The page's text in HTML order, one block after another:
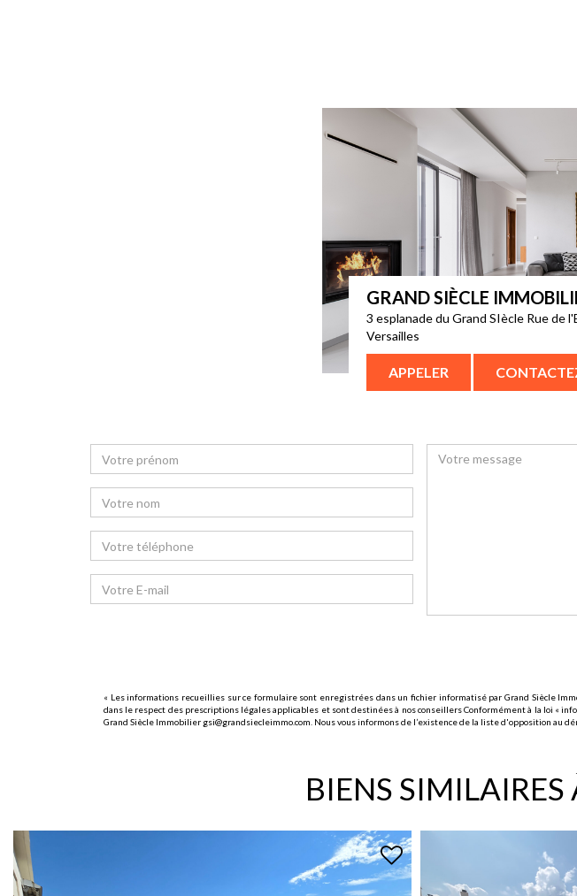
GRAND SIÈCLE
3 esplanade du Grand SIècle Rue de
Versailles
APPELER
« Les informations recueillies sur ce formulaire sont enregistrées dans un fichier informatisé par Grand Siècle
dans le respect des prescriptions légales applicables et sont destinées à nos conseillers Conformément à la loi «
Grand Siècle Immobilier gsi@grandsiecleimmo.com. Nous vous informons de l’existence de la liste d'opposition au
BIENS SIMILAIRES